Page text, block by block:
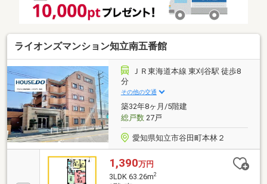
士病院…徒歩10分(約750m)
ライオンズマンション知立南五番館
ＪＲ東海道本線 東刈谷駅 徒歩8
分
その他の交通
築32年8ヶ月/5階建
総戸数27戸
愛知県知立市谷田町本林２
1,390万円
3LDK 63.26m2